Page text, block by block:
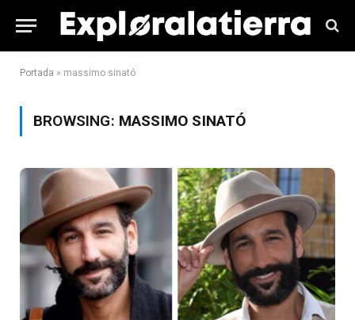
Portada » massimo sinató
BROWSING: MASSIMO SINATÓ